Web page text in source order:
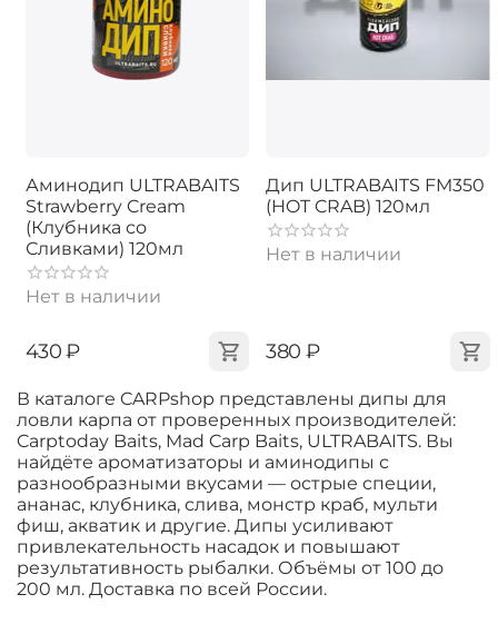
В каталоге CARPshop представлены дипы для
ловли карпа от проверенных производителей:
Carptoday Baits, Mad Carp Baits, ULTRABAITS. Вы
найдёте ароматизаторы и аминодипы с
разнообразными вкусами — острые специи,
ананас, клубника, слива, монстр краб, мульти
фиш, акватик и другие. Дипы усиливают
привлекательность насадок и повышают
результативность рыбалки. Объёмы от 100 до
200 мл. Доставка по всей России.
Аминодип ULTRABAITS
Strawberry Cream
(Клубника со
Сливками) 120мл
Нет в наличии
‍430‍ ₽
Дип ULTRABAITS FM350
(HOT CRAB) 120мл
Нет в наличии
‍380‍ ₽